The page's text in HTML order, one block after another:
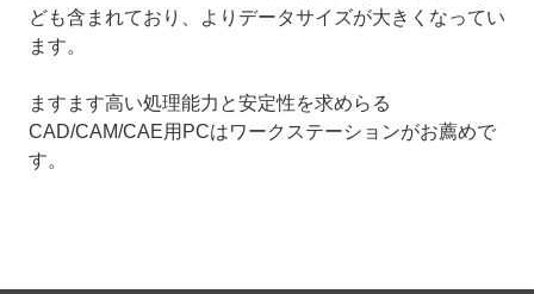
ども含まれており、よりデータサイズが大きくなってい
ます。
ますます高い処理能力と安定性を求めらる
CAD/CAM/CAE用PCはワークステーションがお薦めで
す。